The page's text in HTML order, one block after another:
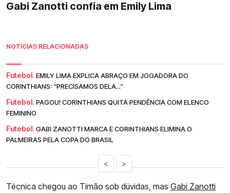
Gabi Zanotti confia em Emily Lima
NOTÍCIAS RELACIONADAS
Futebol. EMILY LIMA EXPLICA ABRAÇO EM JOGADORA DO
CORINTHIANS: “PRECISAMOS DELA...”
Futebol. PAGOU! CORINTHIANS QUITA PENDÊNCIA COM ELENCO
FEMININO
Futebol. GABI ZANOTTI MARCA E CORINTHIANS ELIMINA O
PALMEIRAS PELA COPA DO BRASIL
< >
Técnica chegou ao Timão sob dúvidas, mas Gabi Zanotti